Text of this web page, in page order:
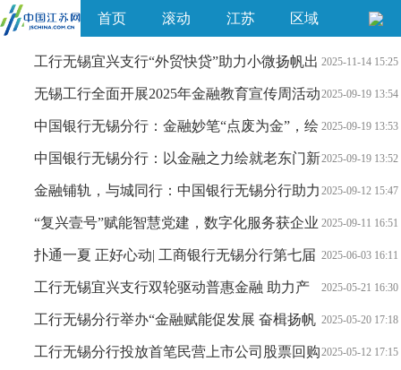
首页 滚动 江苏 区域
2025-11-14 15:25
工行无锡宜兴支行“外贸快贷”助力小微扬帆出
海 2025-09-19 13:54
无锡工行全面开展2025年金融教育宣传周活动
2025-09-19 13:53
中国银行无锡分行：金融妙笔“点废为金”，绘
就美丽无锡绿色篇章 2025-09-19 13:52
中国银行无锡分行：以金融之力绘就老东门新
风采 2025-09-12 15:47
金融铺轨，与城同行：中国银行无锡分行助力
地铁6号线建设 2025-09-11 16:51
“复兴壹号”赋能智慧党建，数字化服务获企业
点赞 2025-06-03 16:11
扑通一夏 正好心动| 工商银行无锡分行第七届
青年联谊活动圆满落幕 2025-05-21 16:30
工行无锡宜兴支行双轮驱动普惠金融 助力产
业升级与乡村振兴 2025-05-20 17:18
工行无锡分行举办“金融赋能促发展 奋楫扬帆
建新功”团学共建活动 2025-05-12 17:15
工行无锡分行投放首笔民营上市公司股票回购